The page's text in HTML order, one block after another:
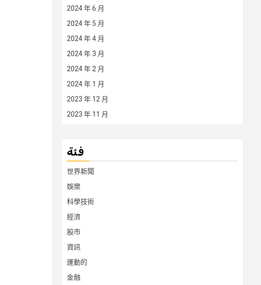
2024 年 6 月
2024 年 5 月
2024 年 4 月
2024 年 3 月
2024 年 2 月
2024 年 1 月
2023 年 12 月
2023 年 11 月
فئة
世界新聞
娛樂
科學技術
經濟
股市
資訊
運動的
金融